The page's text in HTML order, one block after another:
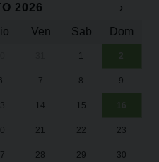
2026
›
Ven Sab Dom
1 2
7 8 9
14 15 16
21 22 23
28 29 30